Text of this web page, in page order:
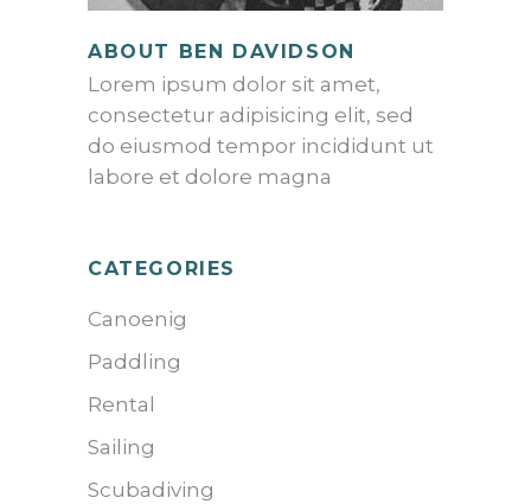
ABOUT BEN DAVIDSON
Lorem ipsum dolor sit amet,
consectetur adipisicing elit, sed
do eiusmod tempor incididunt ut
labore et dolore magna
CATEGORIES
Canoenig
Paddling
Rental
Sailing
Scubadiving